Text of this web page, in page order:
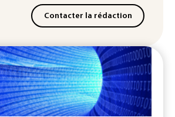
Contacter la rédaction